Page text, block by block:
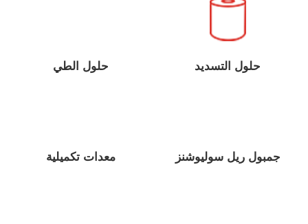
حلول التسديد حلول الطي
جمبول ريل سوليوشنز معدات تكميلية